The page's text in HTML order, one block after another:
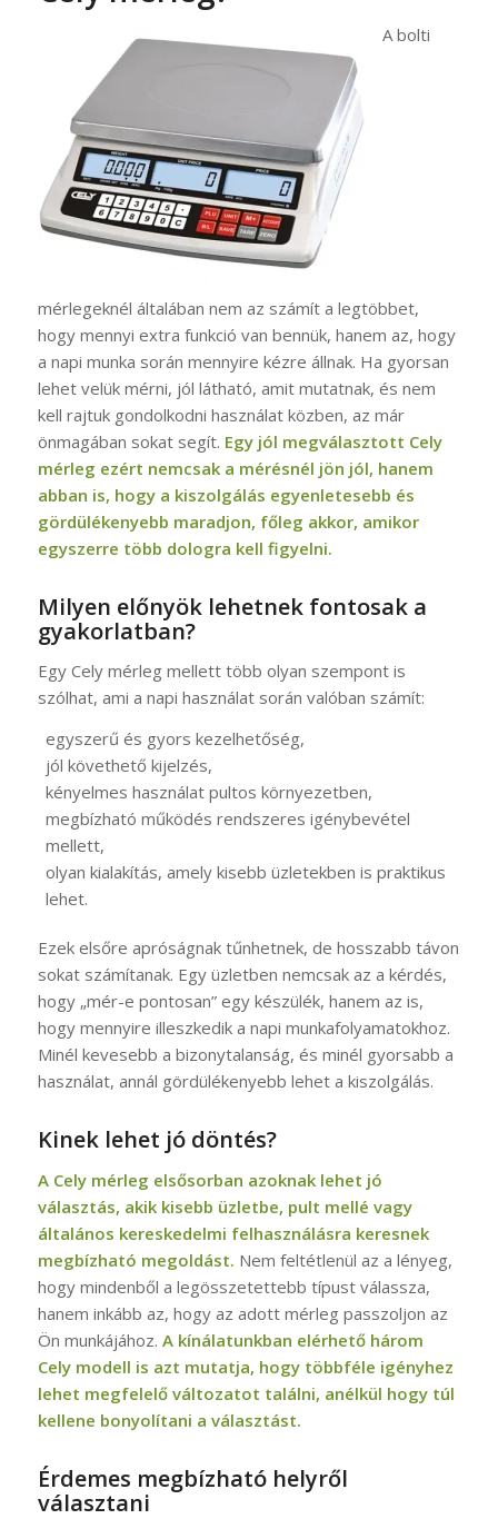
A bolti
mérlegeknél általában nem az számít a legtöbbet,
hogy mennyi extra funkció van bennük, hanem az, hogy
a napi munka során mennyire kézre állnak. Ha gyorsan
lehet velük mérni, jól látható, amit mutatnak, és nem
kell rajtuk gondolkodni használat közben, az már
önmagában sokat segít. Egy jól megválasztott Cely
mérleg ezért nemcsak a mérésnél jön jól, hanem
abban is, hogy a kiszolgálás egyenletesebb és
gördülékenyebb maradjon, főleg akkor, amikor
egyszerre több dologra kell figyelni.
Milyen előnyök lehetnek fontosak a
gyakorlatban?
Egy Cely mérleg mellett több olyan szempont is
szólhat, ami a napi használat során valóban számít:
egyszerű és gyors kezelhetőség,
jól követhető kijelzés,
kényelmes használat pultos környezetben,
megbízható működés rendszeres igénybevétel
mellett,
olyan kialakítás, amely kisebb üzletekben is praktikus
lehet.
Ezek elsőre apróságnak tűnhetnek, de hosszabb távon
sokat számítanak. Egy üzletben nemcsak az a kérdés,
hogy „mér-e pontosan” egy készülék, hanem az is,
hogy mennyire illeszkedik a napi munkafolyamatokhoz.
Minél kevesebb a bizonytalanság, és minél gyorsabb a
használat, annál gördülékenyebb lehet a kiszolgálás.
Kinek lehet jó döntés?
A Cely mérleg elsősorban azoknak lehet jó
választás, akik kisebb üzletbe, pult mellé vagy
általános kereskedelmi felhasználásra keresnek
megbízható megoldást. Nem feltétlenül az a lényeg,
hogy mindenből a legösszetettebb típust válassza,
hanem inkább az, hogy az adott mérleg passzoljon az
Ön munkájához. A kínálatunkban elérhető három
Cely modell is azt mutatja, hogy többféle igényhez
lehet megfelelő változatot találni, anélkül hogy túl
kellene bonyolítani a választást.
Érdemes megbízható helyről
választani